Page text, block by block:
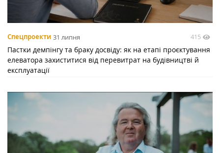
Спецпроекти 31 липня 415
Пастки демпінгу та браку досвіду: як на етапі проєктування
елеватора захиститися від перевитрат на будівництві й
експлуатації